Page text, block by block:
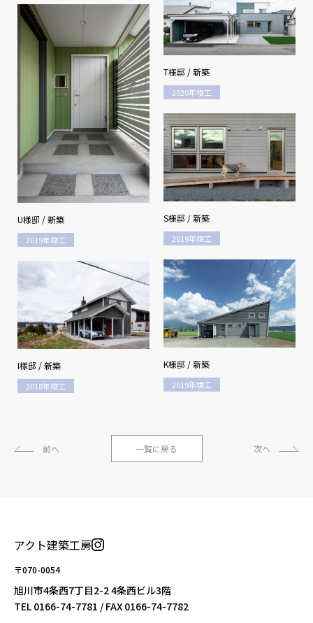
T様邸 / 新築
2020年竣工
U様邸 / 新築
2019年竣工
S様邸 / 新築
2019年竣工
K様邸 / 新築
2019年竣工
I様邸 / 新築
2018年竣工
前へ 一覧に戻る 次へ
アクト建築工房
〒070-0054
旭川市4条西7丁目2-2 4条西ビル3階
TEL 0166-74-7781 / FAX 0166-74-7782